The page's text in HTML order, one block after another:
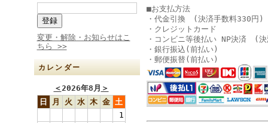
変更・解除・お知らせはこ
ちら >>
カレンダー
＜2026年8月 ＞
日
月 火 水 木 金 土
1
■お支払方法
・代金引換 (決済手数料330円)
・クレジットカード
・コンビニ等後払い NP決済 (
・銀行振込(前払い)
・郵便振替(前払い)